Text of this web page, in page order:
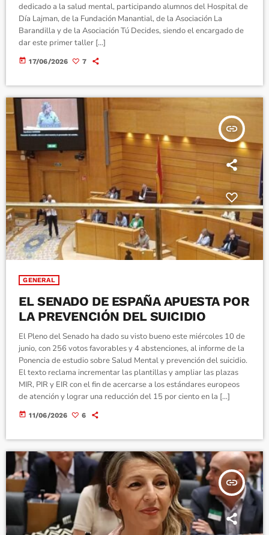
dedicado a la salud mental, participando alumnos del Hospital de
Día Lajman, de la Fundación Manantial, de la Asociación La
Barandilla y de la Asociación Tú Decides, siendo el encargado de
dar este primer taller […]
today 17/06/2026 7
insert_link
GENERAL
EL SENADO DE ESPAÑA APUESTA POR
LA PREVENCIÓN DEL SUICIDIO
El Pleno del Senado ha dado su visto bueno este miércoles 10 de
junio, con 256 votos favorables y 4 abstenciones, al informe de la
Ponencia de estudio sobre Salud Mental y prevención del suicidio.
El texto reclama incrementar las plantillas y ampliar las plazas
MIR, PIR y EIR con el fin de acercarse a los estándares europeos
de atención y lograr una reducción del 15 por ciento en la […]
today 11/06/2026 6
insert_link